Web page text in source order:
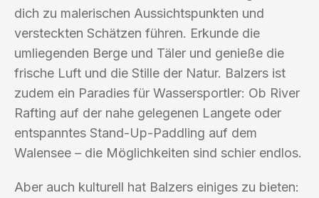
dich zu malerischen Aussichtspunkten und
versteckten Schätzen führen. Erkunde die
umliegenden Berge und Täler und genieße die
frische Luft und die Stille der Natur. Balzers ist
zudem ein Paradies für Wassersportler: Ob River
Rafting auf der nahe gelegenen Langete oder
entspanntes Stand-Up-Paddling auf dem
Walensee – die Möglichkeiten sind schier endlos.
Aber auch kulturell hat Balzers einiges zu bieten: